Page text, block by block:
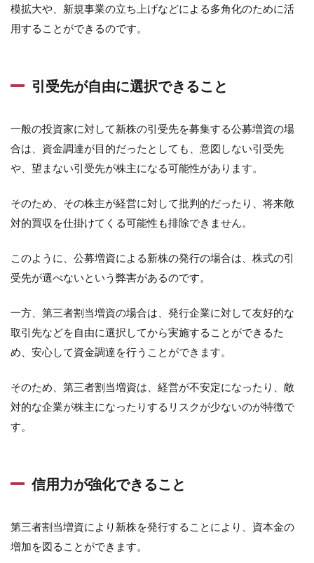
模拡大や、新規事業の立ち上げなどによる多角化のために活
用することができるのです。
引受先が自由に選択できること
一般の投資家に対して新株の引受先を募集する公募増資の場
合は、資金調達が目的だったとしても、意図しない引受先
や、望まない引受先が株主になる可能性があります。
そのため、その株主が経営に対して批判的だったり、将来敵
対的買収を仕掛けてくる可能性も排除できません。
このように、公募増資による新株の発行の場合は、株式の引
受先が選べないという弊害があるのです。
一方、第三者割当増資の場合は、発行企業に対して友好的な
取引先などを自由に選択してから実施することができるた
め、安心して資金調達を行うことができます。
そのため、第三者割当増資は、経営が不安定になったり、敵
対的な企業が株主になったりするリスクが少ないのが特徴で
す。
信用力が強化できること
第三者割当増資により新株を発行することにより、資本金の
増加を図ることができます。